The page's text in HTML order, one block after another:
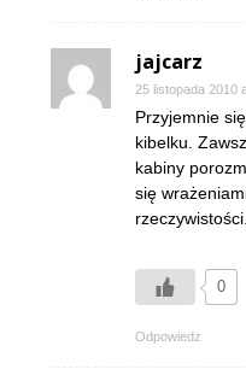
jajcarz
25 listopada 2010
Przyjemnie
kibelku.
kabiny
się
rzeczywistości.
0
Odpowiedz